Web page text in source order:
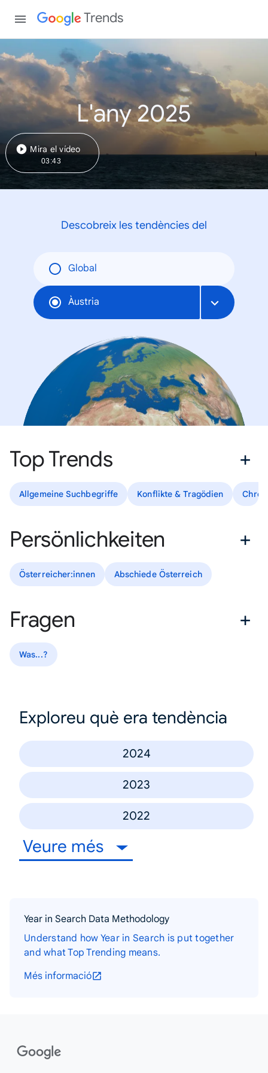
Trends
L'any 2025
Mira el vídeo
03:43
Descobreix les tendències del
Global
Àustria
Top Trends
Allgemeine Suchbegriffe Konflikte & Tragödien
Persönlichkeiten
Österreicher:innen Abschiede Österreich
Fragen
Was...?
Exploreu què era tendència
2024
2023
2022
Veure més
Year in Search Data Methodology
Understand how Year in Search is put together
and what Top Trending means.
Més informació